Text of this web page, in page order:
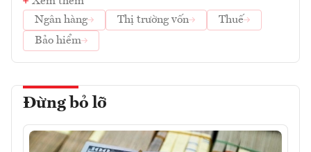
Ngân hàng
Thị trường vốn
Thuế
Bảo hiểm
Đừng bỏ lỡ